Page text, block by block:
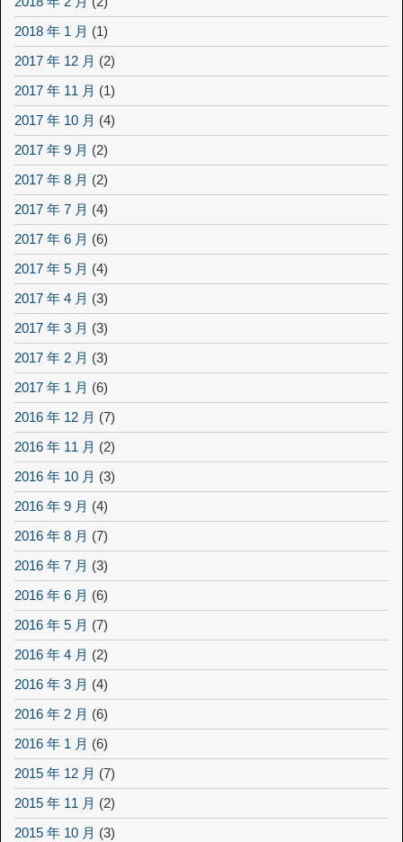
2018 年 1 月 (1)
2017 年 12 月 (2)
2017 年 11 月 (1)
2017 年 10 月 (4)
2017 年 9 月 (2)
2017 年 8 月 (2)
2017 年 7 月 (4)
2017 年 6 月 (6)
2017 年 5 月 (4)
2017 年 4 月 (3)
2017 年 3 月 (3)
2017 年 2 月 (3)
2017 年 1 月 (6)
2016 年 12 月 (7)
2016 年 11 月 (2)
2016 年 10 月 (3)
2016 年 9 月 (4)
2016 年 8 月 (7)
2016 年 7 月 (3)
2016 年 6 月 (6)
2016 年 5 月 (7)
2016 年 4 月 (2)
2016 年 3 月 (4)
2016 年 2 月 (6)
2016 年 1 月 (6)
2015 年 12 月 (7)
2015 年 11 月 (2)
2015 年 10 月 (3)